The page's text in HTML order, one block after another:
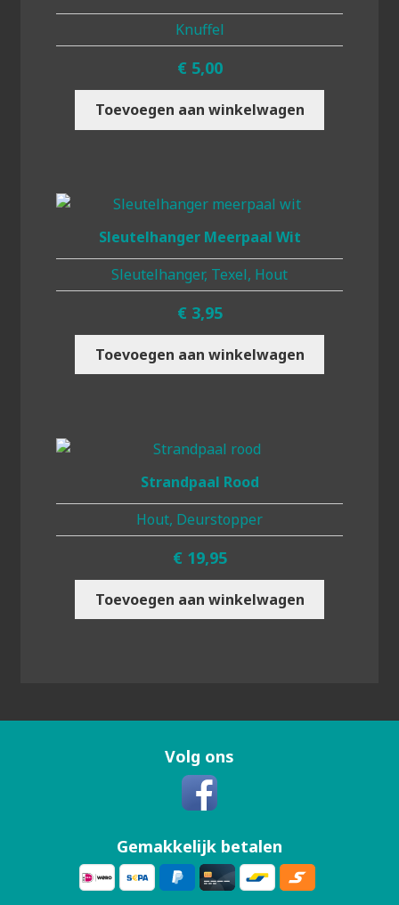
Knuffel
€ 5,00
Toevoegen aan winkelwagen
Sleutelhanger Meerpaal Wit
Sleutelhanger, Texel, Hout
€ 3,95
Toevoegen aan winkelwagen
Strandpaal Rood
Hout, Deurstopper
€ 19,95
Toevoegen aan winkelwagen
Volg ons
Gemakkelijk betalen